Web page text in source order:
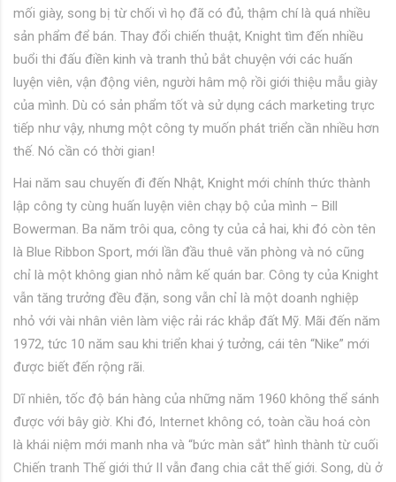
mối giày, song bị từ chối vì họ đã có đủ, thậm chí là quá nhiều
sản phẩm để bán. Thay đổi chiến thuật, Knight tìm đến nhiều
buổi thi đấu điền kinh và tranh thủ bắt chuyện với các huấn
luyện viên, vận động viên, người hâm mộ rồi giới thiệu mẫu giày
của mình. Dù có sản phẩm tốt và sử dụng cách marketing trực
tiếp như vậy, nhưng một công ty muốn phát triển cần nhiều hơn
thế. Nó cần có thời gian!
Hai năm sau chuyến đi đến Nhật, Knight mới chính thức thành
lập công ty cùng huấn luyện viên chạy bộ của mình – Bill
Bowerman. Ba năm trôi qua, công ty của cả hai, khi đó còn tên
là Blue Ribbon Sport, mới lần đầu thuê văn phòng và nó cũng
chỉ là một không gian nhỏ nằm kế quán bar. Công ty của Knight
vẫn tăng trưởng đều đặn, song vẫn chỉ là một doanh nghiệp
nhỏ với vài nhân viên làm việc rải rác khắp đất Mỹ. Mãi đến năm
1972, tức 10 năm sau khi triển khai ý tưởng, cái tên “Nike” mới
được biết đến rộng rãi.
Dĩ nhiên, tốc độ bán hàng của những năm 1960 không thể sánh
được với bây giờ. Khi đó, Internet không có, toàn cầu hoá còn
là khái niệm mới manh nha và “bức màn sắt” hình thành từ cuối
Chiến tranh Thế giới thứ II vẫn đang chia cắt thế giới. Song, dù ở